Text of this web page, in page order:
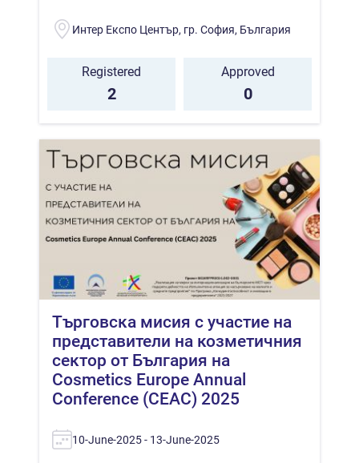
Интер Експо Център, гр. София, България
Registered
2
Approved
0
Търговска мисия с участие на
представители на козметичния
сектор от България на
Cosmetics Europe Annual
Conference (CEAC) 2025
10-June-2025 - 13-June-2025